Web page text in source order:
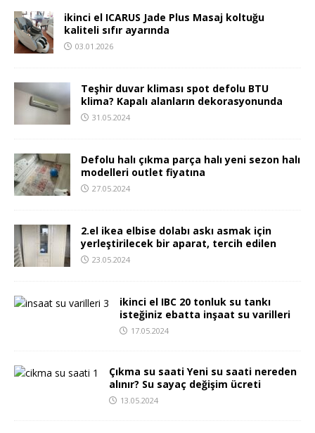
ikinci el ICARUS Jade Plus Masaj koltuğu
kaliteli sıfır ayarında
03.01.2026
Teşhir duvar kliması spot defolu BTU
klima? Kapalı alanların dekorasyonunda
31.05.2024
Defolu halı çıkma parça halı yeni sezon halı
modelleri outlet fiyatına
27.05.2024
2.el ikea elbise dolabı askı asmak için
yerleştirilecek bir aparat, tercih edilen
23.05.2024
ikinci el IBC 20 tonluk su tankı
isteğiniz ebatta inşaat su varilleri
17.05.2024
Çıkma su saati Yeni su saati nereden
alınır? Su sayaç değişim ücreti
13.05.2024